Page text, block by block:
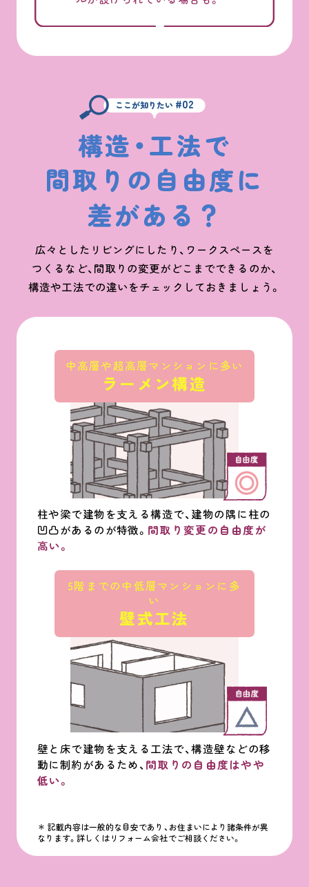
ここが知りたい #02
構造・工法で
間取りの自由度に
差がある ？
広々としたリビングにしたり、ワークスペースを
つくるなど、間取りの変更がどこまでできるのか、
構造や工法での違いをチェックしておきましょう。
中高層や超高層マンションに多い
ラーメン構造
柱や梁で建物を支える構造で、建物の隅に柱の
凹凸があるのが特徴。 間取り変更の自由度が
高い。
5階までの中低層マンションに多
い
壁式工法
壁と床で建物を支える工法で、構造壁などの移
動に制約があるため、間取りの自由度はやや
低い。
＊ 記載内容は一般的な目安であり、お住まいにより諸条件が異
なります。詳しくはリフォーム会社でご相談ください。